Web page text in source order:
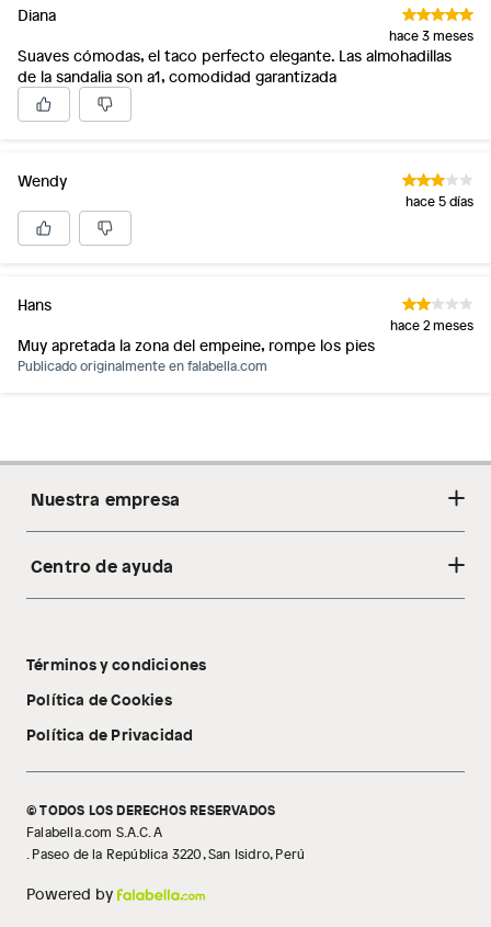
Diana
hace 3 meses
Suaves cómodas, el taco perfecto elegante. Las almohadillas
de la sandalia son a1, comodidad garantizada
Wendy
hace 5 días
Hans
hace 2 meses
Muy apretada la zona del empeine, rompe los pies
Publicado originalmente enfalabella.com
Nuestra empresa
Acerca de nosotros
Tecnología Pillow Walk
Centro de ayuda
Libro de reclamaciones
Términos y condiciones
Política de Cookies
Política de Privacidad
© TODOS LOS DERECHOS RESERVADOS
Falabella.com S.A.C. A
. Paseo de la República 3220, San Isidro, Perú
Powered by